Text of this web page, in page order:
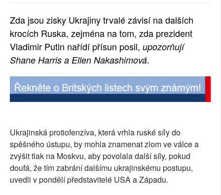
RUBRIKY
PLNÁ VERZE STRÁNEK
Zda jsou zisky Ukrajiny trvalé závisí na dalších
krocích Ruska, zejména na tom, zda prezident
Vladimir Putin nařídí přísun posil, upozorňují
Shane Harris a Ellen Nakashimová.
Ukrajinská protiofenzíva, která vrhla ruské síly do
spěšného ústupu, by mohla znamenat zlom ve válce a
zvýšit tlak na Moskvu, aby povolala další síly, pokud
doufá, že tím zabrání dalšímu ukrajinskému postupu,
uvedli v pondělí představitelé USA a Západu.